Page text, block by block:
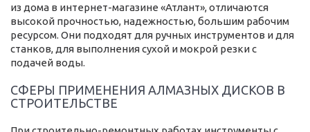
из дома в интернет-магазине «Атлант», отличаются
высокой прочностью, надежностью, большим рабочим
ресурсом. Они подходят для ручных инструментов и для
станков, для выполнения сухой и мокрой резки с
подачей воды.
СФЕРЫ ПРИМЕНЕНИЯ АЛМАЗНЫХ ДИСКОВ В
СТРОИТЕЛЬСТВЕ